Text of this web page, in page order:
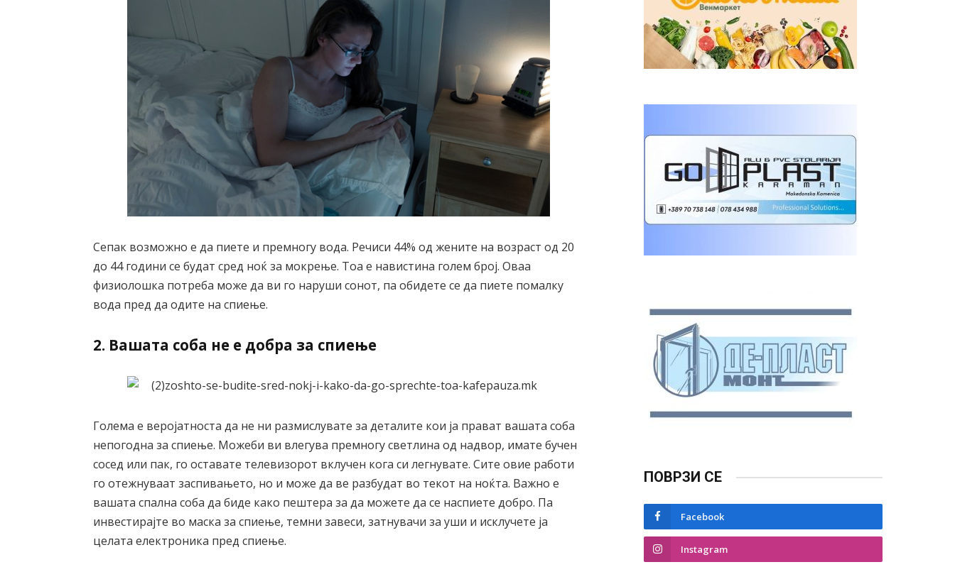
Сепак возможно е да пиете и премногу вода. Речиси 44% од жените на возраст од 20
до 44 години се будат сред ноќ за мокрење. Тоа е навистина голем број. Оваа
физиолошка потреба може да ви го наруши сонот, па обидете се да пиете помалку
вода пред да одите на спиење.
2. Вашата соба не е добра за спиење
Голема е веројатноста да не ни размислувате за деталите кои ја прават вашата соба
непогодна за спиење. Можеби ви влегува премногу светлина од надвор, имате бучен
сосед или пак, го оставате телевизорот вклучен кога си легнувате. Сите овие работи
го отежнуваат заспивањето, но и може да ве разбудат во текот на ноќта. Важно е
вашата спална соба да биде како пештера за да можете да се наспиете добро. Па
инвестирајте во маска за спиење, темни завеси, затнувачи за уши и исклучете ја
целата електроника пред спиење.
ПОВРЗИ СЕ
Facebook
Instagram